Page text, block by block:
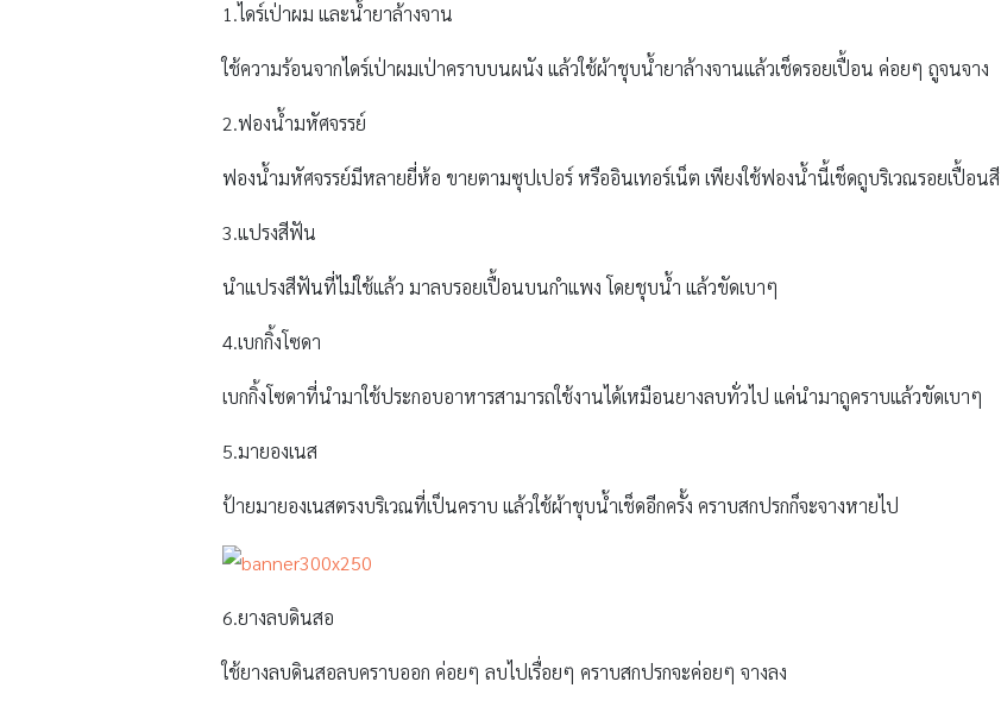
1.ไดร์เป่าผม และน้ำยาล้างจาน
ใช้ความร้อนจากไดร์เป่าผมเป่าคราบบนผนัง แล้วใช้ผ้าชุบน้ำยาล้างจานแล้วเช็ดรอยเปื้อน ค่อยๆ ถูจนจาง
2.ฟองน้ำมหัศจรรย์
ฟองน้ำมหัศจรรย์มีหลายยี่ห้อ ขายตามซุปเปอร์ หรืออินเทอร์เน็ต เพียงใช้ฟองน้ำนี้เช็ดถูบริเวณรอยเปื้อนสี
3.แปรงสีฟัน
นำแปรงสีฟันที่ไม่ใช้แล้ว มาลบรอยเปื้อนบนกำแพง โดยชุบน้ำ แล้วขัดเบาๆ
4.เบกกิ้งโซดา
เบกกิ้งโซดาที่นำมาใช้ประกอบอาหารสามารถใช้งานได้เหมือนยางลบทั่วไป แค่นำมาถูคราบแล้วขัดเบาๆ
5.มายองเนส
ป้ายมายองเนสตรงบริเวณที่เป็นคราบ แล้วใช้ผ้าชุบน้ำเช็ดอีกครั้ง คราบสกปรกก็จะจางหายไป
6.ยางลบดินสอ
ใช้ยางลบดินสอลบคราบออก ค่อยๆ ลบไปเรื่อยๆ คราบสกปรกจะค่อยๆ จางลง